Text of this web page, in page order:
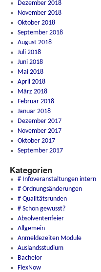
Dezember 2018
November 2018
Oktober 2018
September 2018
August 2018
Juli 2018
Juni 2018
Mai 2018
April 2018
März 2018
Februar 2018
Januar 2018
Dezember 2017
November 2017
Oktober 2017
September 2017
Kategorien
# Infoveranstaltungen intern
# Ordnungsänderungen
# Qualitätsrunden
# Schon gewusst?
Absolventenfeier
Allgemein
Anmeldezeiten Module
Auslandsstudium
Bachelor
FlexNow